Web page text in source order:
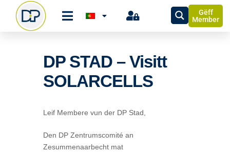
Gëff
Member
DP STAD – Visitt
SOLARCELLS
Leif Membere vun der DP Stad,
Den DP Zentrumscomité an
Zesummenaarbecht mat